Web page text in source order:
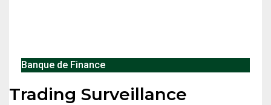
Banque de Finance
Trading Surveillance